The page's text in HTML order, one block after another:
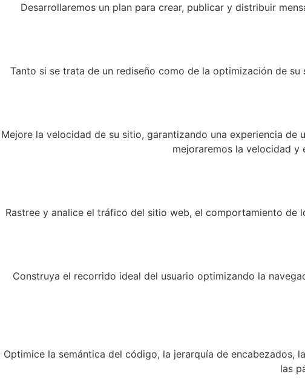
Desarrollaremos un plan para crear, publicar y distribuir
Tanto si se trata de un rediseño como de la optimización de
Mejore la velocidad de su sitio, garantizando una experiencia
mejoraremos la velocidad y
Rastree y analice el tráfico del sitio web, el comportamiento de
Construya el recorrido ideal del usuario optimizando la
Optimice la semántica del código, la jerarquía de
las